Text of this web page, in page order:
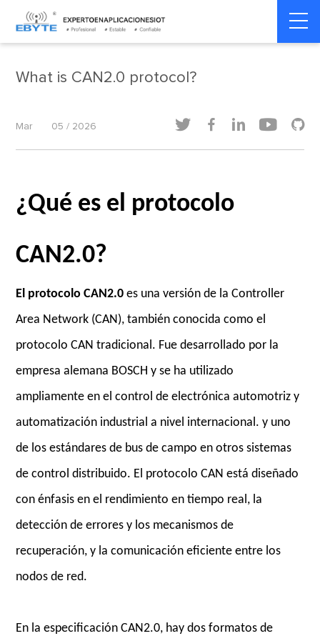
Home > Dinámica de la industria Dinámica de la industria
What is CAN2.0 protocol?
Mar 05 / 2026     
¿Qué es el protocolo
CAN2.0?
El protocolo CAN2.0 es una versión de la Controller
Area Network (CAN), también conocida como el
protocolo CAN tradicional. Fue desarrollado por la
empresa alemana BOSCH y se ha utilizado
ampliamente en el control de electrónica automotriz y
automatización industrial a nivel internacional. y uno
de los estándares de bus de campo en otros sistemas
de control distribuido. El protocolo CAN está diseñado
con énfasis en el rendimiento en tiempo real, la
detección de errores y los mecanismos de
recuperación, y la comunicación eficiente entre los
nodos de red.
En la especificación CAN2.0, hay dos formatos de